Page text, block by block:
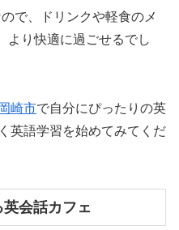
で、ドリンクや軽食のメ
より快適に過ごせるでし
岡崎市で自分にぴったりの英
英語学習を始めてみてくだ
会話カフェ